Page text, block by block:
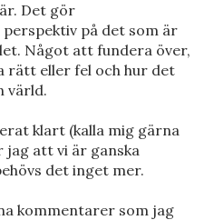
Det gör
på det som är
Något att fundera över,
rätt eller fel och hur det
värld.
klart (kalla mig gärna
jag att vi är ganska
det inget mer.
kommentarer som jag